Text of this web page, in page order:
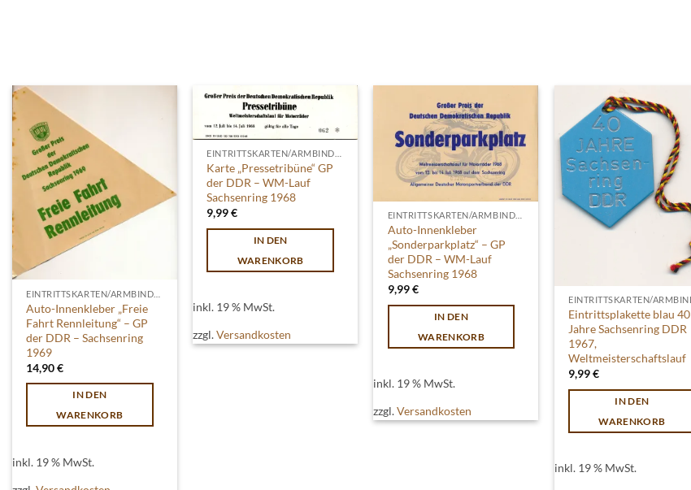
Auto-Innenkleber „Freie
Fahrt Rennleitung“ – GP
der DDR – Sachsenring
1969
14,90€
IN DEN
WARENKORB
inkl. 19 % MwSt.
Karte „Pressetribüne“ GP
der DDR – WM-Lauf
Sachsenring 1968
9,99€
IN DEN
WARENKORB
inkl. 19 % MwSt.
zzgl.Versandkosten
Auto-Innenkleber
„Sonderparkplatz“ – GP
der DDR – WM-Lauf
Sachsenring 1968
9,99€
IN DEN
WARENKORB
inkl. 19 % MwSt.
zzgl.Versandkosten
Eintrittsplakette blau 40
Jahre Sachsenring DDR
1967,
Weltmeisterschaftslauf
9,99€
IN DEN
WARENKORB
inkl. 19 % MwSt.